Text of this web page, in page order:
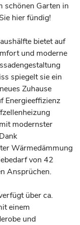
schönen Garten in
hier fündig!
bietet auf
und moderne
spiegelt sie ein
Zuhause
Energieeffizienz
modernster
Wärmedämmung
von 42
Ansprüchen.
über ca.
einem
und